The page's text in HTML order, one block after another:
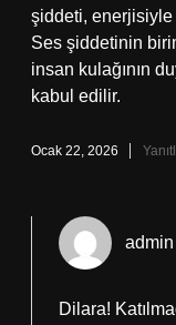
şiddeti, enerjisiyle
Ses şiddetinin
insan kulağının
kabul edilir.
Ocak 22, 2026
admin
Dilara!